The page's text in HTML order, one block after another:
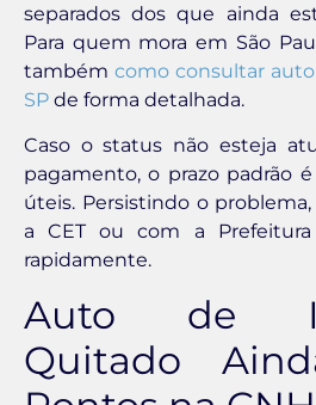
separados dos que ainda
Para quem mora em São
também como consultar
SP de forma detalhada.
Caso o status não esteja
pagamento, o prazo padrão
úteis. Persistindo o
a CET ou com a
rapidamente.
Auto de
Quitado